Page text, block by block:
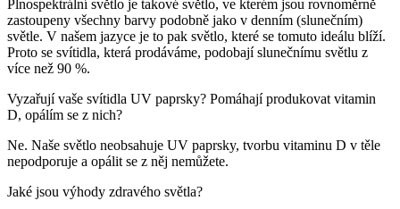
Plnospektrální světlo je takové světlo, ve kterém jsou rovnoměrně
zastoupeny všechny barvy podobně jako v denním (slunečním)
světle. V našem jazyce je to pak světlo, které se tomuto ideálu blíží.
Proto se svítidla, která prodáváme, podobají slunečnímu světlu z
více než 90 %.
Vyzařují vaše svítidla UV paprsky? Pomáhají produkovat vitamin
D, opálím se z nich?
Ne. Naše světlo neobsahuje UV paprsky, tvorbu vitaminu D v těle
nepodporuje a opálit se z něj nemůžete.
Jaké jsou výhody zdravého světla?